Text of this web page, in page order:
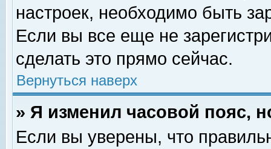
настроек, необходимо быть
Если вы все еще не
сделать это прямо сейчас.
Вернуться наверх
» Я изменил часовой пояс,
Если вы уверены, что